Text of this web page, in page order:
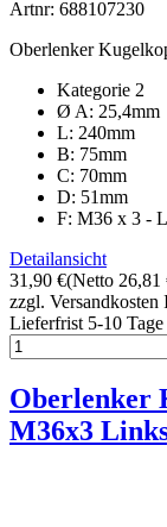
Artnr: 688107230
Oberlenker
Kategorie 2
Ø A: 25,4mm
L: 240mm
B: 75mm
C: 70mm
D: 51mm
F: M36 x 3 -
Detailansicht
31,90 €(Netto 26,81
zzgl. Versandkosten
Lieferfrist 5-10 Tage
Oberlenker
M36x3